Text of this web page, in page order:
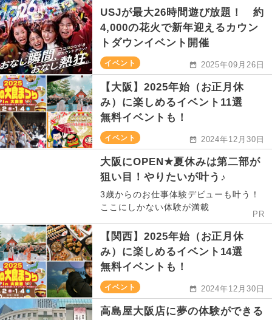
USJが最大26時間遊び放題！ 約
4,000の花火で新年迎えるカウン
トダウンイベント開催
イベント 2025年09月26日
【大阪】2025年始（お正月休
み）に楽しめるイベント11選
無料イベントも！
イベント 2024年12月30日
大阪にOPEN★夏休みは第二部が
狙い目！やりたいが叶う♪
3歳からのお仕事体験デビューも叶う！
ここにしかない体験が満載
PR
【関西】2025年始（お正月休
み）に楽しめるイベント14選
無料イベントも！
イベント 2024年12月30日
高島屋大阪店に夢の体験ができる